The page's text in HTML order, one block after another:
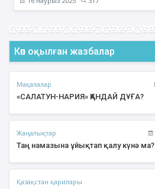
Көп оқылған жазбалар
Мақалалар
«САЛАТУН-НАРИЯ» ҚАНДАЙ ДҰҒА?
Жаңалықтар
Таң намазына ұйықтап қалу күнә ма?
Қазақстан қарилары